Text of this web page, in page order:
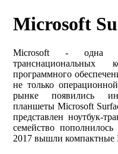
Microsoft
Microsoft - одна
транснациональных
программного
не только
рынке появились
планшеты Microsoft
представлен ноутбук-
семейство
2017 вышли компактные